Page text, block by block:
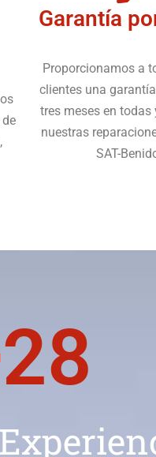
Garantía
Proporcionamos a
clientes una
tres meses en todas
nuestras
SAT-
28